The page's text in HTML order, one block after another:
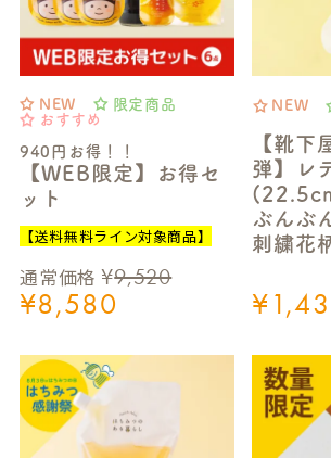
940円お得！！
【WEB限定】お得セ
ット
NEW
限定商品
おすすめ
通常価格 ¥9,520
¥8,580
【送料無料ライン対象商品】
【靴下
弾】レ
ぶんぶ
刺繍花
NEW
¥